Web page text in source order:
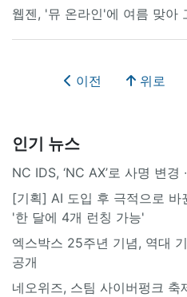
웹젠, '뮤 온라인'에 여름 맞아
이전 위로
인기 뉴스
NC IDS, ‘NC AX’로 사명 변경
[기획] AI 도입 후 극적으로 바
'한 달에 4개 런칭 가능'
엑스박스 25주년 기념, 역대
공개
네오위즈, 스팀 사이버펑크 축